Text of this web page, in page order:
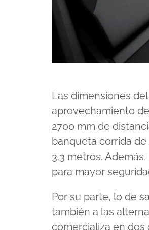
Las dimensiones
aprovechamiento
2700 mm de
banqueta corrida
3.3 metros.
para mayor
Por su parte, lo de
también a las
comercializa en dos